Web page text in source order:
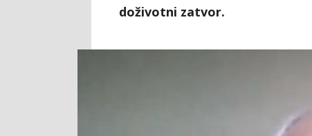
doživotni zatvor.